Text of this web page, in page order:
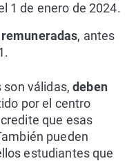
1 de enero de 2024.
, antes
son válidas,deben
por el centro
que esas
pueden
estudiantes que